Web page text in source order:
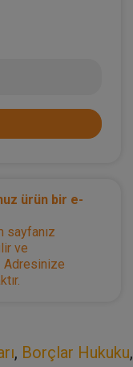
ürün bir e-
sayfanız
ve
Adresinize
, Borçlar Hukuku,